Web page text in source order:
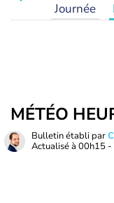
Journée
MÉTÉO
Bulletin établi par
Actualisé à 00h15 -